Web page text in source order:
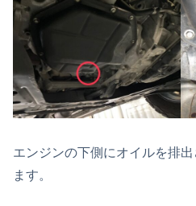
エンジンの下側にオイルを排
ます。